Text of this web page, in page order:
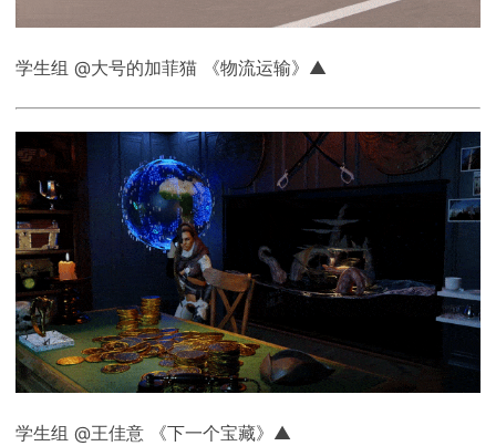
学生组 @大号的加菲猫 《物流运输》▲
学生组 @王佳意 《下一个宝藏》▲